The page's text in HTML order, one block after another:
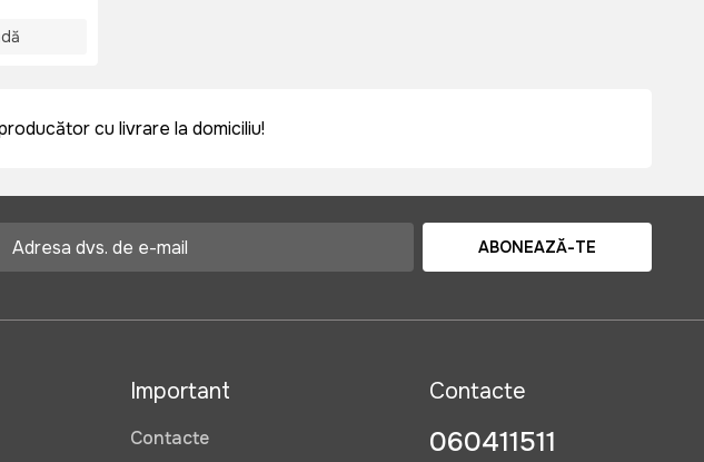
cu livrare la domiciliu!
ABONEAZĂ-TE
Important
Contacte
Contacte
060411511